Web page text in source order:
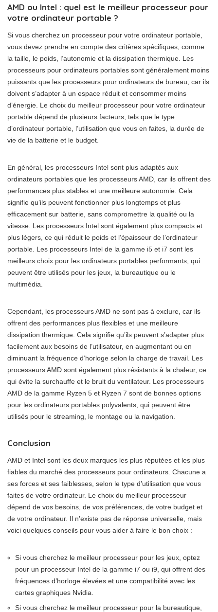
AMD ou Intel : quel est le meilleur processeur pour
votre ordinateur portable ?
Si vous cherchez un processeur pour votre ordinateur portable,
vous devez prendre en compte des critères spécifiques, comme
la taille, le poids, l’autonomie et la dissipation thermique. Les
processeurs pour ordinateurs portables sont généralement moins
puissants que les processeurs pour ordinateurs de bureau, car ils
doivent s’adapter à un espace réduit et consommer moins
d’énergie. Le choix du meilleur processeur pour votre ordinateur
portable dépend de plusieurs facteurs, tels que le type
d’ordinateur portable, l’utilisation que vous en faites, la durée de
vie de la batterie et le budget.
En général, les processeurs Intel sont plus adaptés aux
ordinateurs portables que les processeurs AMD, car ils offrent des
performances plus stables et une meilleure autonomie. Cela
signifie qu’ils peuvent fonctionner plus longtemps et plus
efficacement sur batterie, sans compromettre la qualité ou la
vitesse. Les processeurs Intel sont également plus compacts et
plus légers, ce qui réduit le poids et l’épaisseur de l’ordinateur
portable. Les processeurs Intel de la gamme i5 et i7 sont les
meilleurs choix pour les ordinateurs portables performants, qui
peuvent être utilisés pour les jeux, la bureautique ou le
multimédia.
Cependant, les processeurs AMD ne sont pas à exclure, car ils
offrent des performances plus flexibles et une meilleure
dissipation thermique. Cela signifie qu’ils peuvent s’adapter plus
facilement aux besoins de l’utilisateur, en augmentant ou en
diminuant la fréquence d’horloge selon la charge de travail. Les
processeurs AMD sont également plus résistants à la chaleur, ce
qui évite la surchauffe et le bruit du ventilateur. Les processeurs
AMD de la gamme Ryzen 5 et Ryzen 7 sont de bonnes options
pour les ordinateurs portables polyvalents, qui peuvent être
utilisés pour le streaming, le montage ou la navigation.
Conclusion
AMD et Intel sont les deux marques les plus réputées et les plus
fiables du marché des processeurs pour ordinateurs. Chacune a
ses forces et ses faiblesses, selon le type d’utilisation que vous
faites de votre ordinateur. Le choix du meilleur processeur
dépend de vos besoins, de vos préférences, de votre budget et
de votre ordinateur. Il n’existe pas de réponse universelle, mais
voici quelques conseils pour vous aider à faire le bon choix :
Si vous cherchez le meilleur processeur pour les jeux, optez
pour un processeur Intel de la gamme i7 ou i9, qui offrent des
fréquences d’horloge élevées et une compatibilité avec les
cartes graphiques Nvidia.
Si vous cherchez le meilleur processeur pour la bureautique,